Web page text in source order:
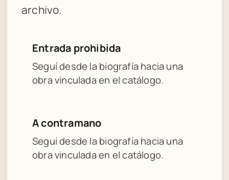
archivo.
Entrada prohibida
Seguí desde la biografía hacia una
obra vinculada en el catálogo.
A contramano
Seguí desde la biografía hacia una
obra vinculada en el catálogo.